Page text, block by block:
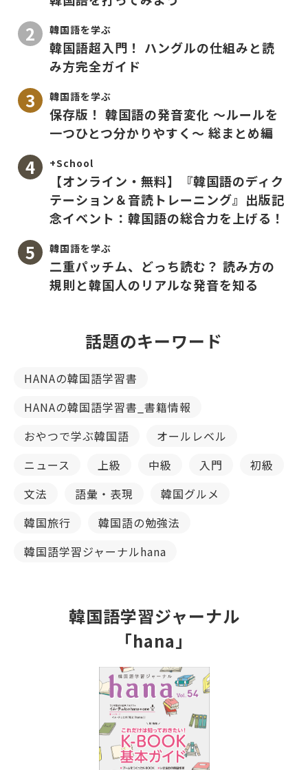
韓国語を学ぶ
韓国語超入門！ ハングルの仕組みと読
み方完全ガイド
韓国語を学ぶ
保存版！ 韓国語の発音変化 〜ルールを
一つひとつ分かりやすく〜 総まとめ編
+School
【オンライン・無料】『韓国語のディク
テーション＆音読トレーニング』出版記
念イベント：韓国語の総合力を上げる！
韓国語を学ぶ
二重パッチム、どっち読む？ 読み方の
規則と韓国人のリアルな発音を知る
話題のキーワード
HANAの韓国語学習書
HANAの韓国語学習書_書籍情報
おやつで学ぶ韓国語
オールレベル
ニュース
上級 中級 入門
初級
文法
語彙・表現
韓国グルメ
韓国旅行
韓国語の勉強法
韓国語学習ジャーナルhana
韓国語学習ジャーナル
「hana」